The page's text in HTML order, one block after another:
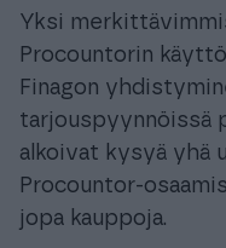
Yksi
Procountorin
Finagon
tarjouspyynnöissä
alkoivat kysyä yhä
Procountor-
jopa kauppoja.